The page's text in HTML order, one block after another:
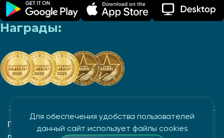
Для обеспечения удобства пользователей
данный сайт использует файлы cookies
Награды:
Политика в отношении обработки и защиты